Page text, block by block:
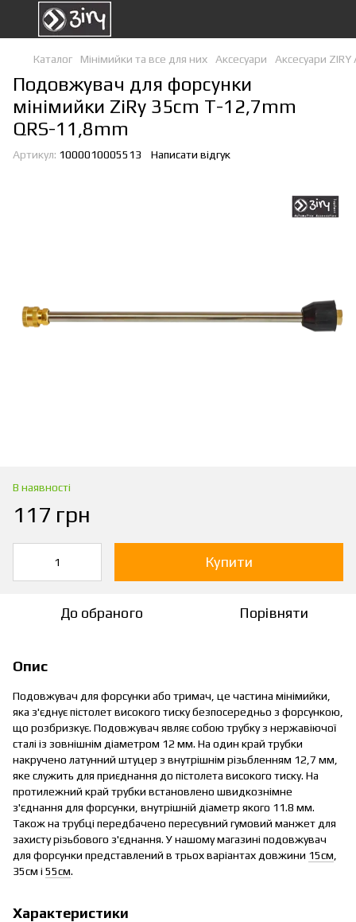
Каталог Мінімийки та все для них Аксесуари Аксесуари ZIRY
Подовжувач для форсунки
мінімийки ZiRy 35cm T-12,7mm
QRS-11,8mm
Артикул: 1000010005513 Написати відгук
В наявності
117 грн
Купити
До обраного Порівняти
Опис
Подовжувач для форсунки або тримач, це частина мінімийки,
яка з'єднує пістолет високого тиску безпосередньо з форсункою,
що розбризкує. Подовжувач являє собою трубку з нержавіючої
сталі із зовнішнім діаметром 12 мм. На один край трубки
накручено латунний штуцер з внутрішнім різьбленням 12,7 мм,
яке служить для приєднання до пістолета високого тиску. На
протилежний край трубки встановлено швидкознімне
з'єднання для форсунки, внутрішній діаметр якого 11.8 мм.
Також на трубці передбачено пересувний гумовий манжет для
захисту різьбового з'єднання. У нашому магазині подовжувач
для форсунки представлений в трьох варіантах довжини 15см
35см і 55см.
Характеристики